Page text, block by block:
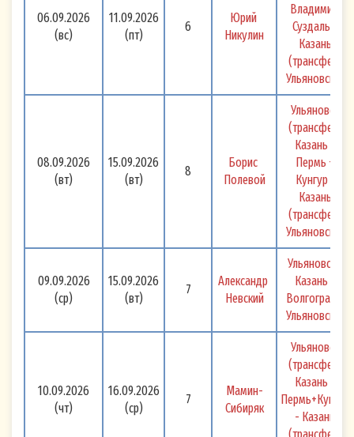
06.09.2026
(вс)
11.09.2026
(пт)
6
Юрий
Никулин
Владимир,
Суздаль -
Казань
(трансфер)
Ульяновск
08.09.2026
(вт)
15.09.2026
(вт)
8
Борис
Полевой
Ульяновск
(трансфер)
Казань -
Пермь +
Кунгур -
Казань
(трансфер)
Ульяновск
09.09.2026
(ср)
15.09.2026
(вт)
7
Александр
Невский
Ульяновск -
Казань -
Волгоград -
Ульяновск
10.09.2026
(чт)
16.09.2026
(ср)
7
Мамин-
Сибиряк
Ульяновск
(трансфер)
Казань -
Пермь+Кунгур
- Казань
(трансфер)